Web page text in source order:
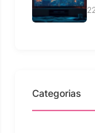
Categorias